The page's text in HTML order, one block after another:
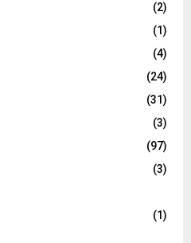
(2)
(1)
(4)
(24)
(31)
(3)
(97)
(3)
(1)